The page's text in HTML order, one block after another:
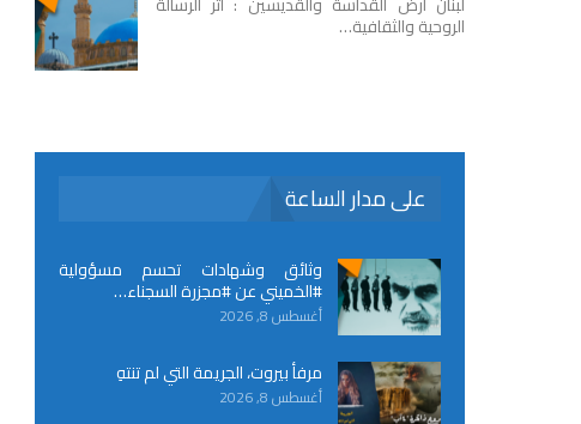
الروحية والثقافية…
على مدار الساعة
وثائق وشهادات تحسم مسؤولية
#الخميني عن #مجزرة السجناء…
أغسطس 8, 2026
مرفأ بيروت، الجريمة التي لم تنتهِ
أغسطس 8, 2026